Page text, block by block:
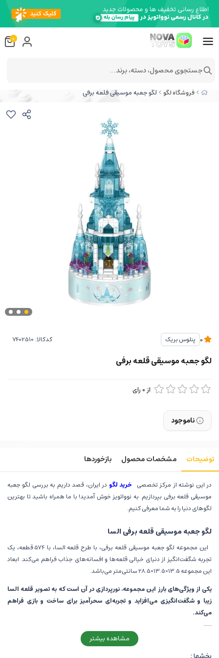
فروشگاه لگو لگو جعبه موسیقی قلعه برفی
پنلوس بریک کدکالا:
لگو جعبه موسیقی قلعه برفی
از 0 رای
ناموجود
توضیحات مشخصات محصول بازخوردها
در این نوشته از مرکز تخصصی خرید لگو در ایران، قصد داریم به بررسی لگو جعبه
موسیقی قلعه برفی بپردازیم. به نوواتویز خوش آمدید! با ما همراه باشید تا بهترین
لگوهای دنیا را به شما معرفی کنیم.
لگو جعبه موسیقی قلعه برفی السا
این مجموعه لگو جعبه موسیقی قلعه برفی، با طرح قلعه السا، با 574 قطعه، یک
تجربه شگفت‌انگیز از دنیای خیالی قلعه‌ها و افسانه‌های جذاب فراهم می‌کند. ابعاد
این مجموعه 13.5×13.5×28.5 سانتی‌متر می‌باشد.
یکی از ویژگی‌های بارز این مجموعه، نورپردازی در آن است که به تصویر قلعه السا
زیبا و شگفت‌انگیزی می‌افزاید و تجربه‌ای سحرآمیز برای ساخت و بازی فراهم
می‌کند.
مشاهده بیشتر
0
جستجوی محصول، دسته، برند...